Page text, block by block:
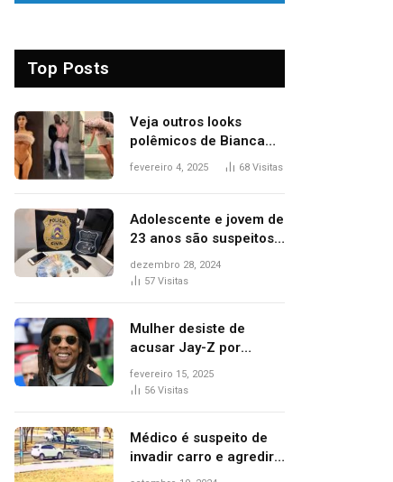
Top Posts
Veja outros looks
polêmicos de Bianca
Censori, esposa de
Grammy 2025
fevereiro 4, 2025 68 Visitas
Adolescente e jovem de
23 anos são suspeitos
de vender drogas
próximo de delegacia e
dezembro 28, 2024
57 Visitas
Mulher desiste de
acusar Jay-Z por
estupro, diz revista
fevereiro 15, 2025
56 Visitas
Médico é suspeito de
invadir carro e agredir
delegado aposentado